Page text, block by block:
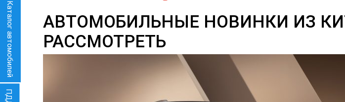
АВТОМОБИЛЬНЫЕ НОВИНКИ ИЗ
РАССМОТРЕТЬ
Каталог автомобилей